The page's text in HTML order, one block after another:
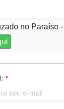
no Paraíso
*